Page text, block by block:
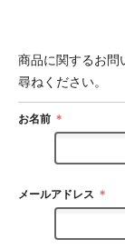
商品に関するお問
尋ねください。
お名前 ＊
メールアドレス ＊